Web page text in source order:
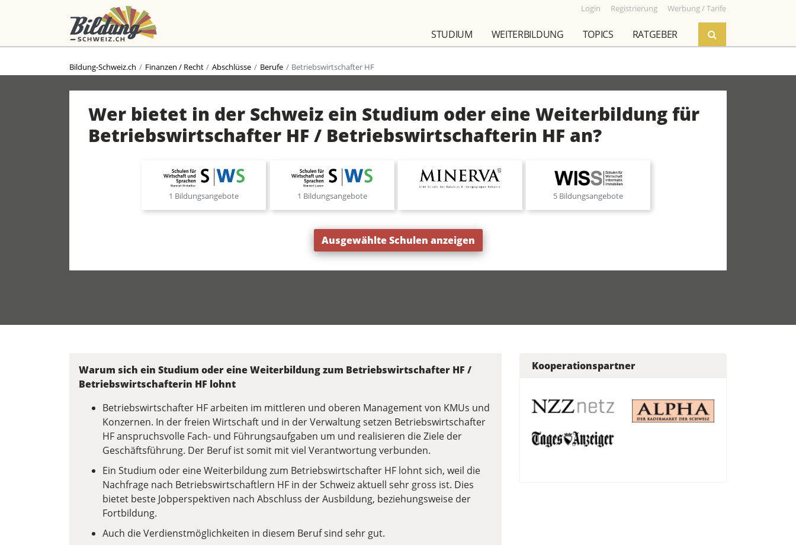
Login Registrierung Werbung / Tarife
STUDIUM WEITERBILDUNG TOPICS RATGEBER
Bildung-Schweiz.ch Finanzen / Recht Abschlüsse Berufe Betriebswirtschafter HF
Wer bietet in der Schweiz ein Studium oder eine Weiterbildung für
Betriebswirtschafter HF / Betriebswirtschafterin HF an?
1 Bildungsangebote 1 Bildungsangebote 5 Bildungsangebote
Ausgewählte Schulen anzeigen
Warum sich ein Studium oder eine Weiterbildung zum Betriebswirtschafter HF /
Betriebswirtschafterin HF lohnt
Betriebswirtschafter HF arbeiten im mittleren und oberen Management von KMUs und
Konzernen. In der freien Wirtschaft und in der Verwaltung setzen Betriebswirtschafter
HF anspruchsvolle Fach- und Führungsaufgaben um und realisieren die Ziele der
Geschäftsführung. Der Beruf ist somit mit viel Verantwortung verbunden.
Ein Studium oder eine Weiterbildung zum Betriebswirtschafter HF lohnt sich, weil die
Nachfrage nach Betriebswirtschaftlern HF in der Schweiz aktuell sehr gross ist. Dies
bietet beste Jobperspektiven nach Abschluss der Ausbildung, beziehungsweise der
Fortbildung.
Auch die Verdienstmöglichkeiten in diesem Beruf sind sehr gut.
Kooperationspartner